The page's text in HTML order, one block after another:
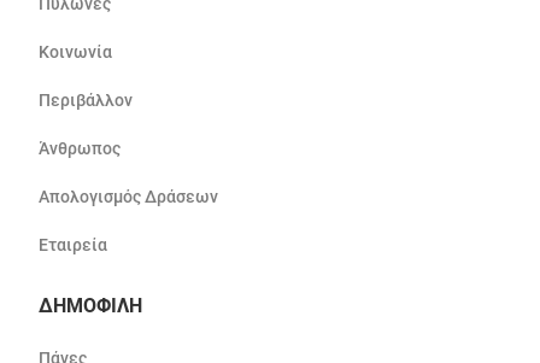
Κοινωνία
Περιβάλλον
Άνθρωπος
Απολογισμός Δράσεων
Εταιρεία
ΔΗΜΟΦΙΛΗ
Πάνες